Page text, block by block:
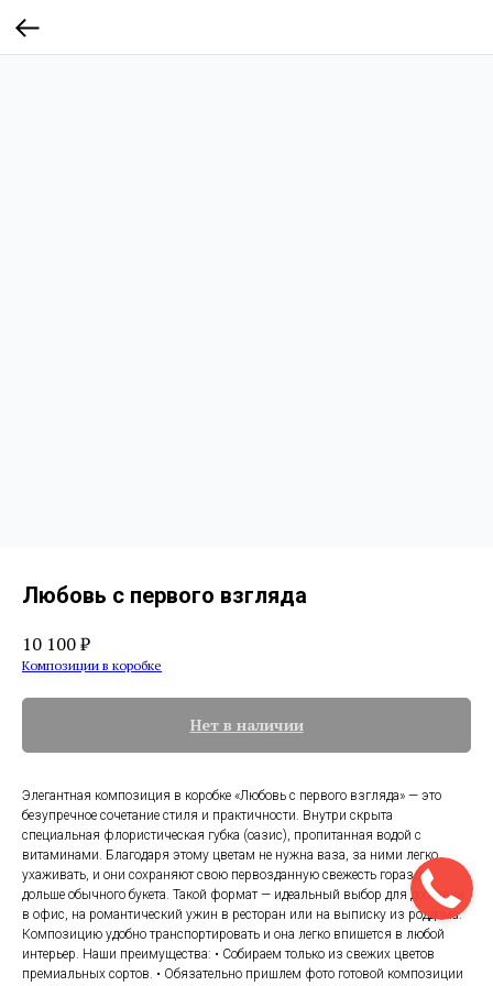
Любовь с первого взгляда
10 100₽
Композиции в коробке
Нет в наличии
Элегантная композиция в коробке «Любовь с первого взгляда» — это
безупречное сочетание стиля и практичности. Внутри скрыта
специальная флористическая губка (оазис), пропитанная водой с
витаминами. Благодаря этому цветам не нужна ваза, за ними легко
ухаживать, и они сохраняют свою первозданную свежесть гораздо
дольше обычного букета. Такой формат — идеальный выбор для доставки
в офис, на романтический ужин в ресторан или на выписку из роддома.
Композицию удобно транспортировать и она легко впишется в любой
интерьер. Наши преимущества: • Собираем только из свежих цветов
премиальных сортов. • Обязательно пришлем фото готовой композиции